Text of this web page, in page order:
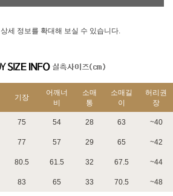
상세 정보를 확대해 보실 수 있습니다.
기장
어깨너
비
소매
통
소매길
이
허리권
장
75 54 28 63 ~40
77 57 29 65 ~42
80.5 61.5 32 67.5 ~44
83 65 33 70.5 ~48